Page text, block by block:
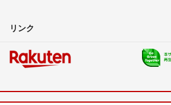
リンク